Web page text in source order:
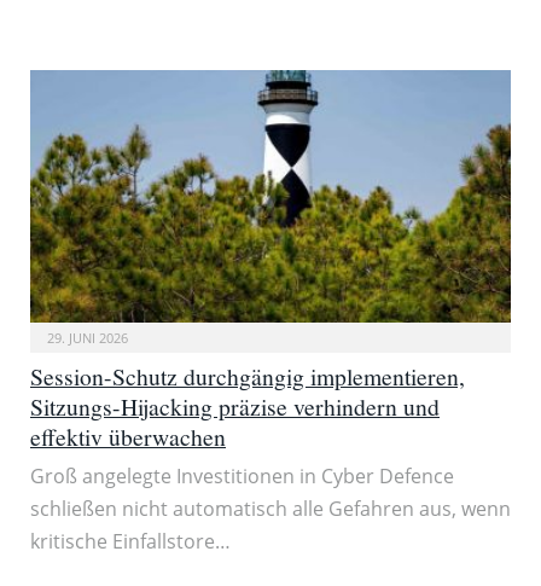
29. JUNI 2026
Session-Schutz durchgängig implementieren,
Sitzungs-Hijacking präzise verhindern und
effektiv überwachen
Groß angelegte Investitionen in Cyber Defence
schließen nicht automatisch alle Gefahren aus, wenn
kritische Einfallstore…